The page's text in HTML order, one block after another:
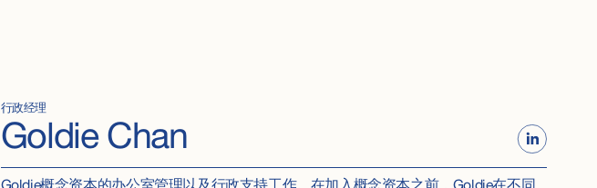
行政经理
Goldie Chan
Goldie概念资本的办公室管理以及行政支持工作。在加入概念资本之前，Goldie在不同